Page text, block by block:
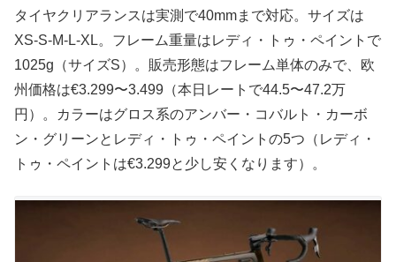
タイヤクリアランスは実測で40mmまで対応。サイズは
XS-S-M-L-XL。フレーム重量はレディ・トゥ・ペイントで
1025g（サイズS）。販売形態はフレーム単体のみで、欧
州価格は€3.299〜3.499（本日レートで44.5〜47.2万
円）。カラーはグロス系のアンバー・コバルト・カーボ
ン・グリーンとレディ・トゥ・ペイントの5つ（レディ・
トゥ・ペイントは€3.299と少し安くなります）。